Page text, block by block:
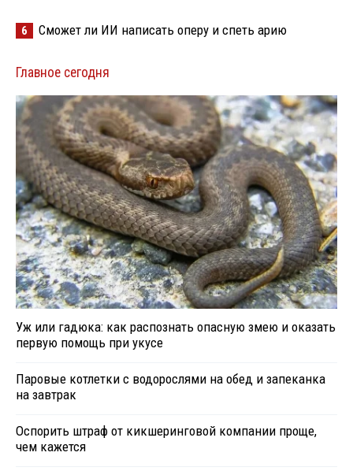
6 Сможет ли ИИ написать оперу и спеть арию
Главное сегодня
Уж или гадюка: как распознать опасную змею и оказать
первую помощь при укусе
Паровые котлетки с водорослями на обед и запеканка
на завтрак
Оспорить штраф от кикшеринговой компании проще,
чем кажется